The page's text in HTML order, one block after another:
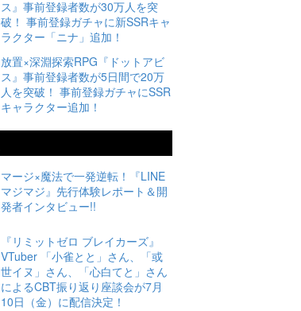
ス』事前登録者数が30万人を突
破！ 事前登録ガチャに新SSRキャ
ラクター「ニナ」追加！
放置×深淵探索RPG『ドットアビ
ス』事前登録者数が5日間で20万
人を突破！ 事前登録ガチャにSSR
キャラクター追加！
マージ×魔法で一発逆転！『LINE
マジマジ』先行体験レポート＆開
発者インタビュー!!
『リミットゼロ ブレイカーズ』
VTuber 「小雀とと」さん、「或
世イヌ」さん、「心白てと」さん
によるCBT振り返り座談会が7月
10日（金）に配信決定！